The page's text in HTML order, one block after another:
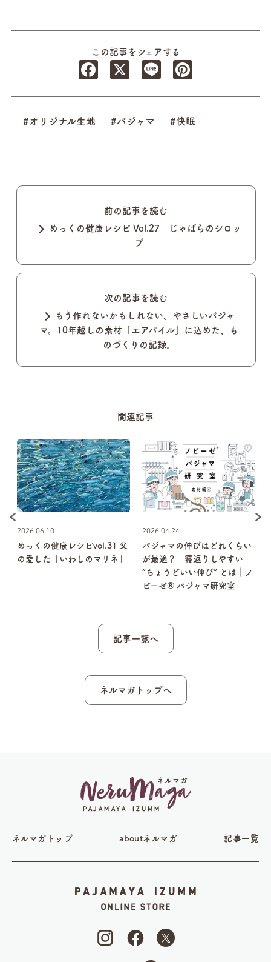
この記事をシェアする
Facebook
Line
#オリジナル生地 #パジャマ #快眠
前の記事を読む
めっくの健康レシピ Vol.27 じゃばらのシロッ
プ
次の記事を読む
もう作れないかもしれない、やさしいパジャ
マ。10年越しの素材「エアパイル」に込めた、も
のづくりの記録。
関連記事
2026.06.10
めっくの健康レシピvol.31 父
の愛した「いわしのマリネ」
2026.04.24
パジャマの伸びはどれくらい
が最適？ 寝返りしやすい
“ちょうどいい伸び” とは｜ノ
ビーゼ® パジャマ研究室
記事一覧へ
ネルマガトップへ
ネルマガトップ aboutネルマガ 記事一覧